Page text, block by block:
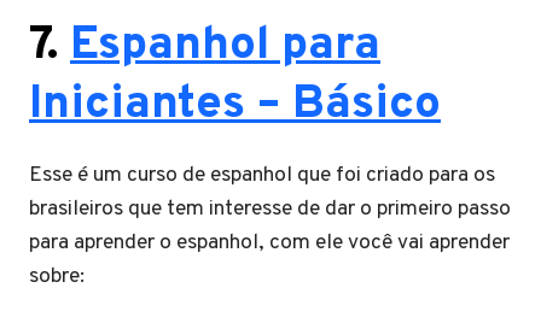
7. Espanhol para
Iniciantes – Básico
Esse é um curso de espanhol que foi criado para os
brasileiros que tem interesse de dar o primeiro passo
para aprender o espanhol, com ele você vai aprender
sobre: